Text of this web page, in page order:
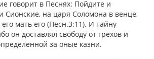
говорит в Песнях: Пойдите и
Сионские, на царя Соломона в венце,
мать его (Песн.3:11). И тайну
он доставлял свободу от грехов и
за оные казни.